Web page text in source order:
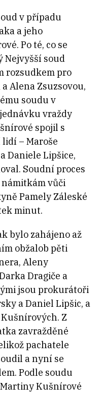
v případu
a jeho
Po té, co se
Nejvyšší soud
rozsudkem pro
Alena Zsuzsovou,
soudu v
vraždy
spojil s
– Maroše
Daniele Lipšice,
Soudní proces
vůči
Pamely Záleské
minut.
bylo zahájeno až
obžalob pěti
Aleny
Dragiče a
jsou prokurátoři
a Daniel Lipšic, a
Z
zavražděné
pachatele
a nyní se
Podle soudu
Kušnírové